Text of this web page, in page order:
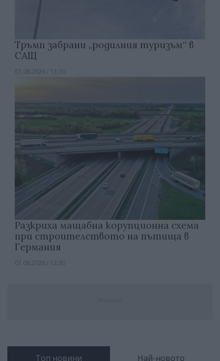
Тръмп забрани „родилния туризъм“ в
САЩ
07.08.2026 / 13:30
Разкриха мащабна корупционна схема
при строителството на пътища в
Германия
07.08.2026 / 12:30
Топ новини Най-новото